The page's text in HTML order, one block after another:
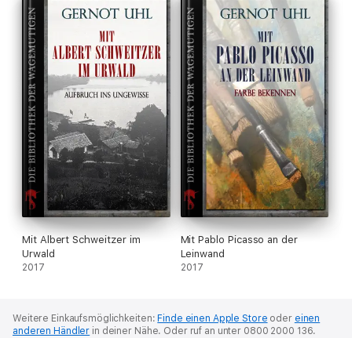
Mit Albert Schweitzer im
Urwald
2017
Mit Pablo Picasso an der
Leinwand
2017
Weitere Einkaufsmöglichkeiten: Finde einen Apple Store oder einen
anderen Händler in deiner Nähe. Oder ruf an unter 0800 2000 136.